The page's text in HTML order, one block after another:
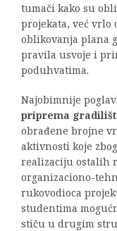
tumači kako su
projekata, već
oblikovanja plana
pravila usvoje i
poduhvatima.
Najobimnije
priprema
obrađene brojne
aktivnosti koje
realizaciju ostalih
organizaciono-
rukovodioca
studentima
stiču u drugim